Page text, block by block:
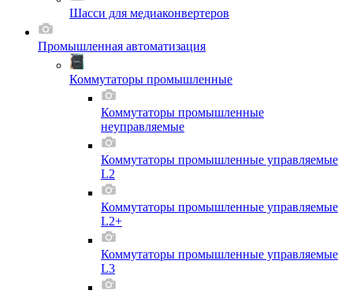
Шасси для мeдиаконвертеров
Промышленная автоматизация
Коммутаторы промышленные
Коммутаторы промышленные
неуправляемые
Коммутаторы промышленные управляемые
L2
Коммутаторы промышленные управляемые
L2+
Коммутаторы промышленные управляемые
L3